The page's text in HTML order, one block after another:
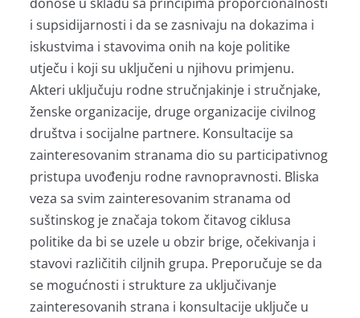
i supsidijarnosti i da se zasnivaju na dokazima i
iskustvima i stavovima onih na koje politike
utječu i koji su uključeni u njihovu primjenu.
Akteri uključuju rodne stručnjakinje i stručnjake,
ženske organizacije, druge organizacije civilnog
društva i socijalne partnere. Konsultacije sa
zainteresovanim stranama dio su participativnog
pristupa uvođenju rodne ravnopravnosti. Bliska
veza sa svim zainteresovanim stranama od
suštinskog je značaja tokom čitavog ciklusa
politike da bi se uzele u obzir brige, očekivanja i
stavovi različitih ciljnih grupa. Preporučuje se da
se mogućnosti i strukture za uključivanje
zainteresovanih strana i konsultacije uključe u